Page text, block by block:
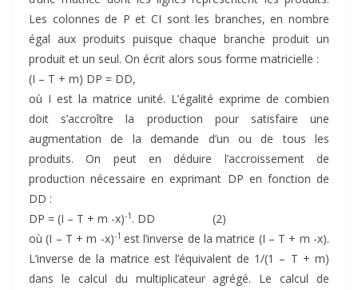
Les colonnes de P et CI sont les branches, en nombre
égal aux produits puisque chaque branche produit un
produit et un seul. On écrit alors sous forme matricielle :
(I – T + m) DP = DD,
où I est la matrice unité. L’égalité exprime de combien
doit s’accroître la production pour satisfaire une
augmentation de la demande d’un ou de tous les
produits. On peut en déduire l’accroissement de
production nécessaire en exprimant DP en fonction de
DD :
DP = (I – T + m -x)-1 . DD (2)
où (I – T + m -x)-1 est l’inverse de la matrice (I – T + m -x).
L’inverse de la matrice est l’équivalent de 1/(1 – T + m)
dans le calcul du multiplicateur agrégé. Le calcul de